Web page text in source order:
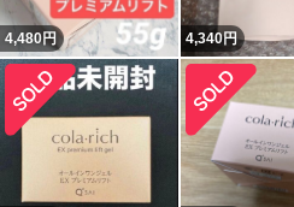
4,480円 4,340円